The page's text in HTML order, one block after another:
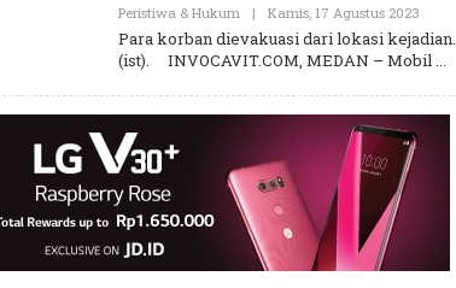
Peristiwa & Hukum | Kamis, 17 Agustus 2023
E
H
E
D
Para korban dievakuasi dari lokasi kejadian.
(ist). INVOCAVIT.COM, MEDAN – Mobil